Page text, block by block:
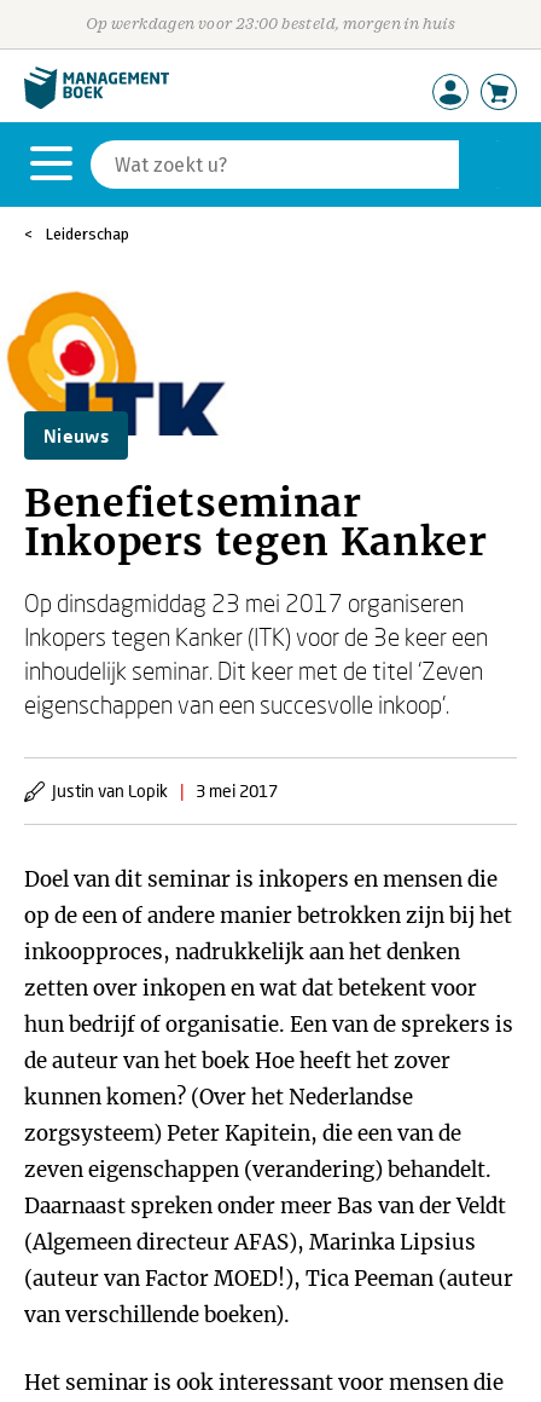
Op werkdagen voor 23:00 besteld, morgen in huis
Leiderschap
Nieuws
Benefietseminar
Inkopers tegen Kanker
Op dinsdagmiddag 23 mei 2017 organiseren
Inkopers tegen Kanker (ITK) voor de 3e keer een
inhoudelijk seminar. Dit keer met de titel ‘Zeven
eigenschappen van een succesvolle inkoop'.
Justin van Lopik | 3 mei 2017
Doel van dit seminar is inkopers en mensen die
op de een of andere manier betrokken zijn bij het
inkoopproces, nadrukkelijk aan het denken
zetten over inkopen en wat dat betekent voor
hun bedrijf of organisatie. Een van de sprekers is
de auteur van het boek Hoe heeft het zover
kunnen komen? (Over het Nederlandse
zorgsysteem) Peter Kapitein, die een van de
zeven eigenschappen (verandering) behandelt.
Daarnaast spreken onder meer Bas van der Veldt
(Algemeen directeur AFAS), Marinka Lipsius
(auteur van Factor MOED!), Tica Peeman (auteur
van verschillende boeken).
Het seminar is ook interessant voor mensen die